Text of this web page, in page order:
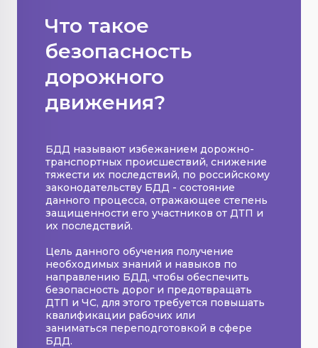
Что такое
безопасность
дорожного
движения?
БДД называют избежанием дорожно-
транспортных происшествий, снижение
тяжести их последствий, по российскому
законодательству БДД - состояние
данного процесса, отражающее степень
защищенности его участников от ДТП и
их последствий.
Цель данного обучения получение
необходимых знаний и навыков по
направлению БДД, чтобы обеспечить
безопасность дорог и предотвращать
ДТП и ЧС, для этого требуется повышать
квалификации рабочих или
заниматься переподготовкой в сфере
БДД.